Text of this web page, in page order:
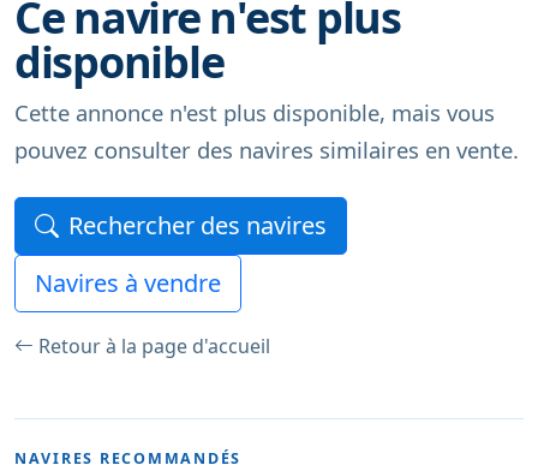
Ce navire n'est plus
disponible
Cette annonce n'est plus disponible, mais vous
pouvez consulter des navires similaires en vente.
Rechercher des navires
Navires à vendre
Retour à la page d'accueil
NAVIRES RECOMMANDÉS